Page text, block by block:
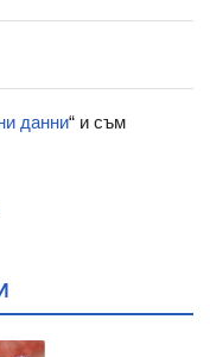
данни“ и съм